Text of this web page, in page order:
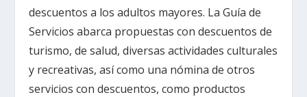
descuentos a los adultos mayores. La Guía de
Servicios abarca propuestas con descuentos de
turismo, de salud, diversas actividades culturales
y recreativas, así como una nómina de otros
servicios con descuentos, como productos